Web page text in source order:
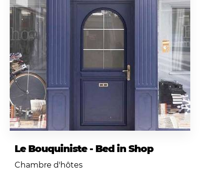
Le Bouquiniste - Bed in Shop
Chambre d'hôtes